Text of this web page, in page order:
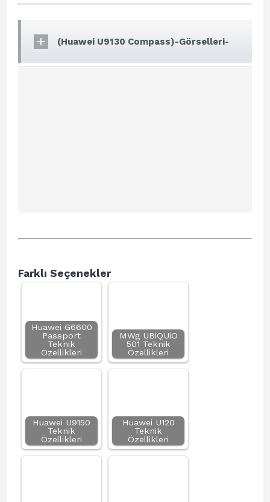
(Huawei U9130 Compass)-Görselleri-
Farklı Seçenekler
Huawei G6600
Passport
Teknik
Özellikleri
MWg UBiQUiO
501 Teknik
Özellikleri
Huawei U9150
Teknik
Özellikleri
Huawei U120
Teknik
Özellikleri